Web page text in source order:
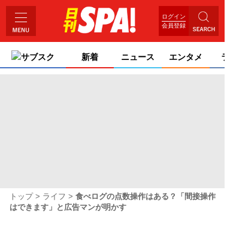
ログイン
会員登録
サブスク 新着 ニュース エンタメ
トップ ライフ
食べログの点数操作はある？「間接操作
はできます」と広告マンが明かす